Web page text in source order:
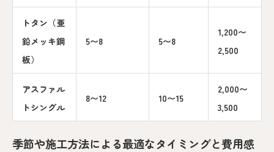
トタン（亜
鉛メッキ鋼
板）
5〜8 5〜8
1,200〜
2,500
アスファル
トシングル
8〜12 10〜15
2,000〜
3,500
季節や施工方法による最適なタイミングと費用感